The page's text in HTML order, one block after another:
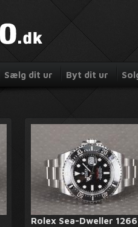
Sælg dit ur Byt dit ur
Rolex Sea-Dweller